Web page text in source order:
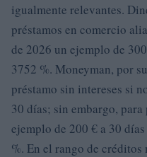
igualmente relevantes.
préstamos en comercio
de 2026 un ejemplo de
3752 %. Moneyman, por
préstamo sin intereses si
30 días; sin embargo,
ejemplo de 200 € a 30
%. En el rango de